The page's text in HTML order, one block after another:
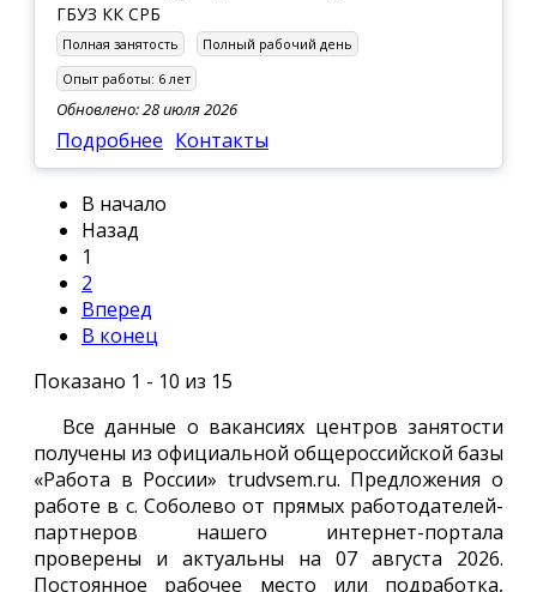
ГБУЗ КК СРБ
Полная занятость
Полный рабочий день
Опыт работы: 6 лет
Обновлено: 28 июля 2026
Подробнее Контакты
В начало
Назад
1
2
Вперед
В конец
Показано 1 - 10 из 15
Все данные о вакансиях центров занятости
получены из официальной общероссийской базы
«Работа в России» trudvsem.ru. Предложения о
работе в с. Соболево от прямых работодателей-
партнеров нашего интернет-портала
проверены и актуальны на 07 августа 2026.
Постоянное рабочее место или подработка,